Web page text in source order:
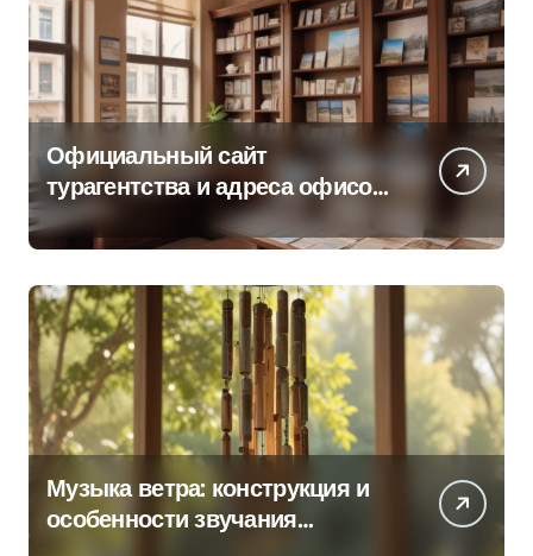
Официальный сайт
турагентства и адреса офисов
продаж по регионам
Музыка ветра: конструкция и
особенности звучания